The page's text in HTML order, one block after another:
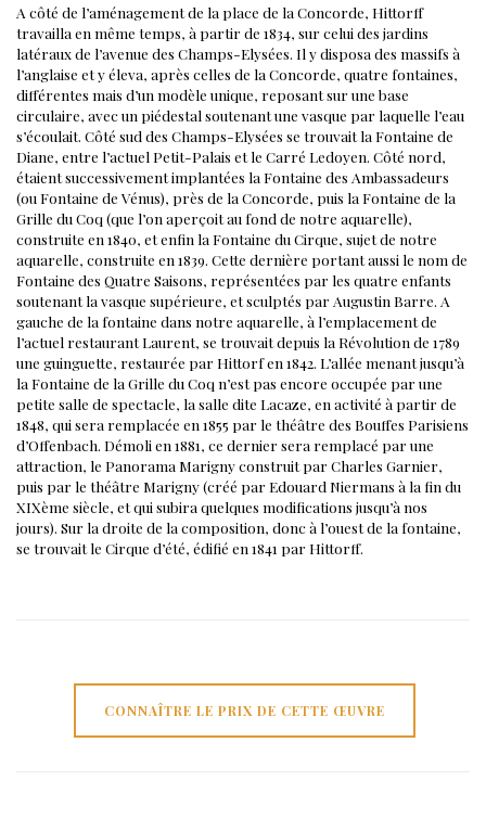
A côté de l’aménagement de la place de la Concorde, Hittorff
travailla en même temps, à partir de 1834, sur celui des jardins
latéraux de l’avenue des Champs-Elysées. Il y disposa des massifs à
l’anglaise et y éleva, après celles de la Concorde, quatre fontaines,
différentes mais d’un modèle unique, reposant sur une base
circulaire, avec un piédestal soutenant une vasque par laquelle l’eau
s’écoulait. Côté sud des Champs-Elysées se trouvait la Fontaine de
Diane, entre l’actuel Petit-Palais et le Carré Ledoyen. Côté nord,
étaient successivement implantées la Fontaine des Ambassadeurs
(ou Fontaine de Vénus), près de la Concorde, puis la Fontaine de la
Grille du Coq (que l’on aperçoit au fond de notre aquarelle),
construite en 1840, et enfin la Fontaine du Cirque, sujet de notre
aquarelle, construite en 1839. Cette dernière portant aussi le nom de
Fontaine des Quatre Saisons, représentées par les quatre enfants
soutenant la vasque supérieure, et sculptés par Augustin Barre. A
gauche de la fontaine dans notre aquarelle, à l’emplacement de
l’actuel restaurant Laurent, se trouvait depuis la Révolution de 1789
une guinguette, restaurée par Hittorf en 1842. L’allée menant jusqu’à
la Fontaine de la Grille du Coq n’est pas encore occupée par une
petite salle de spectacle, la salle dite Lacaze, en activité à partir de
1848, qui sera remplacée en 1855 par le théâtre des Bouffes Parisiens
d’Offenbach. Démoli en 1881, ce dernier sera remplacé par une
attraction, le Panorama Marigny construit par Charles Garnier,
puis par le théâtre Marigny (créé par Edouard Niermans à la fin du
XIXème siècle, et qui subira quelques modifications jusqu’à nos
jours). Sur la droite de la composition, donc à l’ouest de la fontaine,
se trouvait le Cirque d’été, édifié en 1841 par Hittorff.
CONNAÎTRE LE PRIX DE CETTE ŒUVRE